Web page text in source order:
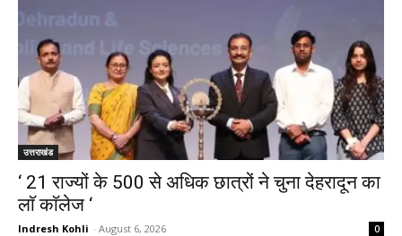
उत्तराखंड
‘ 21 राज्यों के 500 से अधिक छात्रों ने चुना देहरादून का
लाॅ काॅलेज ‘
Indresh Kohli - August 6, 2026 0